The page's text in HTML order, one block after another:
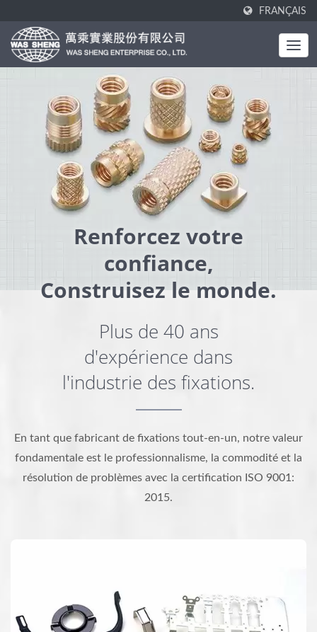
FRANÇAIS
Renforcez votre
confiance,
Construisez le monde.
Plus de 40 ans
d'expérience dans
l'industrie des fixations.
En tant que fabricant de fixations tout-en-un, notre valeur
fondamentale est le professionnalisme, la commodité et la
résolution de problèmes avec la certification ISO 9001:
2015.